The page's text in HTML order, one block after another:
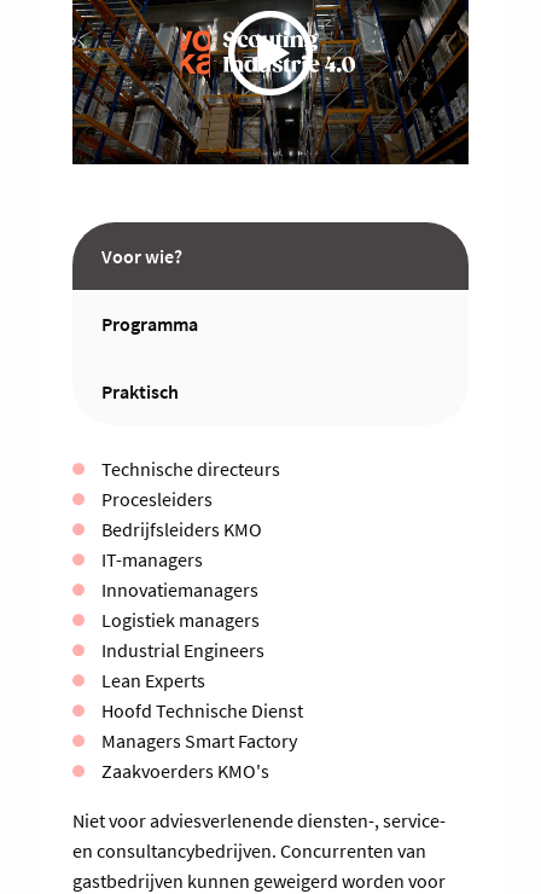
Voor wie?
Programma
Praktisch
Technische directeurs
Procesleiders
Bedrijfsleiders KMO
IT-managers
Innovatiemanagers
Logistiek managers
Industrial Engineers
Lean Experts
Hoofd Technische Dienst
Managers Smart Factory
Zaakvoerders KMO's
Niet voor adviesverlenende diensten-, service-
en consultancybedrijven. Concurrenten van
gastbedrijven kunnen geweigerd worden voor